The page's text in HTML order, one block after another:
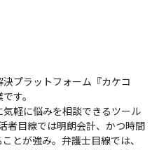
プラットフォーム『カケコ
す。
気軽に悩みを相談できるツール
者目線では明朗会計、かつ時間
とが強み。弁護士目線では、